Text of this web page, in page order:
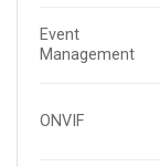
Event
Management
ONVIF